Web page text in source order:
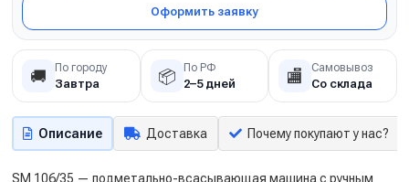
Оформить заявку
🚚 По городу
Завтра 📦 По РФ
2–5 дней 🏬 Самовывоз
Со склада
Описание Доставка Почему покупают у нас?
SM 106/35 — подметально-всасывающая машина с ручным